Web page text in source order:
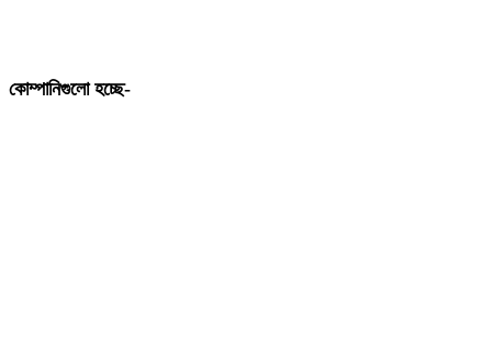
কোম্পানিগুলো হচ্ছে-